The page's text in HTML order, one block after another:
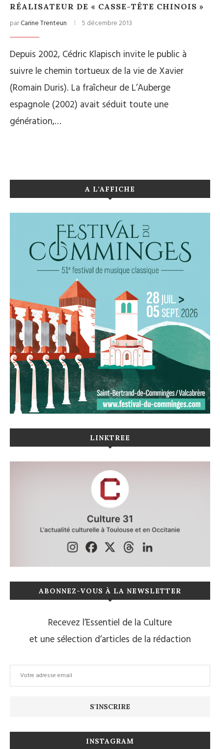
RÉALISATEUR DE « CASSE-TÊTE CHINOIS »
parCarine Trenteun 5 décembre 2013
Depuis 2002, Cédric Klapisch invite le public à
suivre le chemin tortueux de la vie de Xavier
(Romain Duris). La fraîcheur de L’Auberge
espagnole (2002) avait séduit toute une
génération,…
A L’AFFICHE
LINKTREE
ABONNEZ-VOUS À LA NEWSLETTER
Recevez l’Essentiel de la Culture
et une sélection d’articles de la rédaction
INSTAGRAM